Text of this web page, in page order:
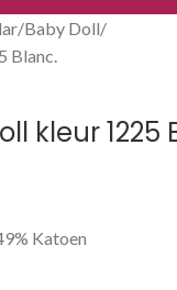
Baby Doll
Blanc.
kleur 1225
Katoen